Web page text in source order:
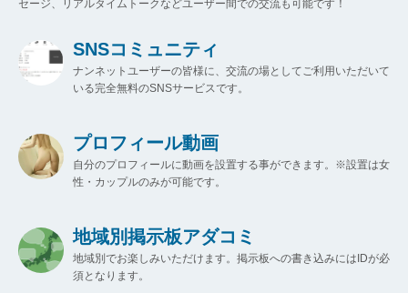
セージ、リアルタイムトークなどユーザー間での交流も可能です！
SNSコミュニティ
ナンネットユーザーの皆様に、交流の場としてご利用いただいて
いる完全無料のSNSサービスです。
プロフィール動画
自分のプロフィールに動画を設置する事ができます。※設置は女
性・カップルのみが可能です。
地域別掲示板アダコミ
地域別でお楽しみいただけます。掲示板への書き込みにはIDが必
須となります。